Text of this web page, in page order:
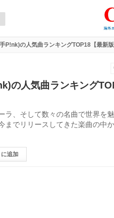
P!nk)の人気曲ランキングTOP18【最新版
の人気曲ランキング
ラ、そして数々の名曲で世界を
までリリースしてきた楽曲の中
追加